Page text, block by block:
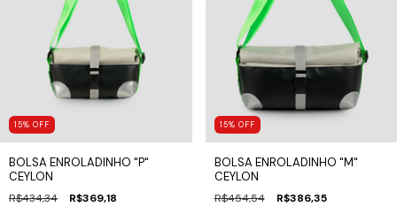
15% OFF
BOLSA ENROLADINHO "P"
CEYLON
R$434,34 R$369,18
15% OFF
BOLSA ENROLADINHO "M"
CEYLON
R$454,54 R$386,35